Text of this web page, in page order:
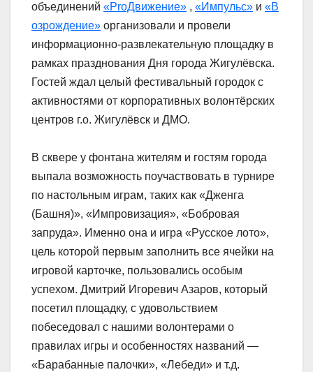
объединений «ProДвижение» , «Импульс» и «В
озрождение» организовали и провели
информационно-развлекательную площадку в
рамках празднования Дня города Жигулёвска.
Гостей ждал целый фестивальный городок с
активностями от корпоративных волонтёрских
центров г.о. Жигулёвск и ДМО.
В сквере у фонтана жителям и гостям города
выпала возможность поучаствовать в турнире
по настольным играм, таких как «Дженга
(Башня)», «Импровизация», «Бобровая
запруда». Именно она и игра «Русское лото»,
цель которой первым заполнить все ячейки на
игровой карточке, пользовались особым
успехом. Дмитрий Игоревич Азаров, который
посетил площадку, с удовольствием
побеседовал с нашими волонтерами о
правилах игры и особенностях названий —
«Барабанные палочки», «Лебеди» и т.д.